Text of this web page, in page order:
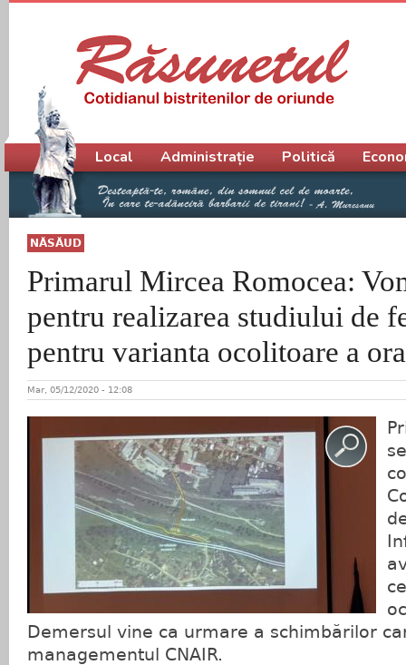
NĂSĂUD
Primarul Mircea Romocea:
pentru realizarea studiului de
pentru varianta ocolitoare a
Mar, 05/12/2020 - 12:08
Demersul vine ca urmare a schimbărilor
managementul CNAIR.
Meniu principal
Local Administrație Politică